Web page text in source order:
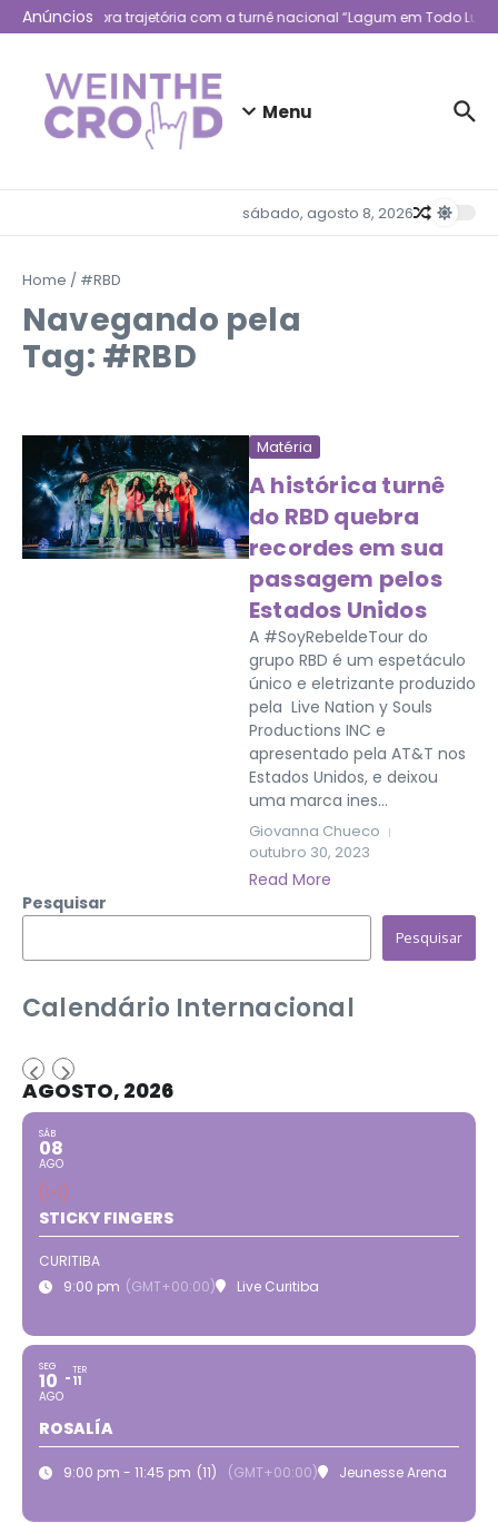
Ir para o conteúdo
Anúncios
Lagum celebra trajetória com a turnê nacional “Lagum em Todo
Menu
sábado, agosto 8, 2026
Home / #RBD
Navegando pela
Tag: #RBD
Matéria
A histórica turnê
do RBD quebra
recordes em sua
passagem pelos
Estados Unidos
A #SoyRebeldeTour do
grupo RBD é um espetáculo
único e eletrizante produzido
pela Live Nation y Souls
Productions INC e
apresentado pela AT&T nos
Estados Unidos, e deixou
uma marca ines...
Giovanna Chueco
outubro 30, 2023
Read More
Pesquisar
Pesquisar
Calendário Internacional
AGOSTO, 2026
SÁB
08
AGO
STICKY FINGERS
CURITIBA
9:00 pm (GMT+00:00) Live Curitiba
SEG
10
AGO
TER
11
ROSALÍA
9:00 pm - 11:45 pm (11) (GMT+00:00) Jeunesse Arena